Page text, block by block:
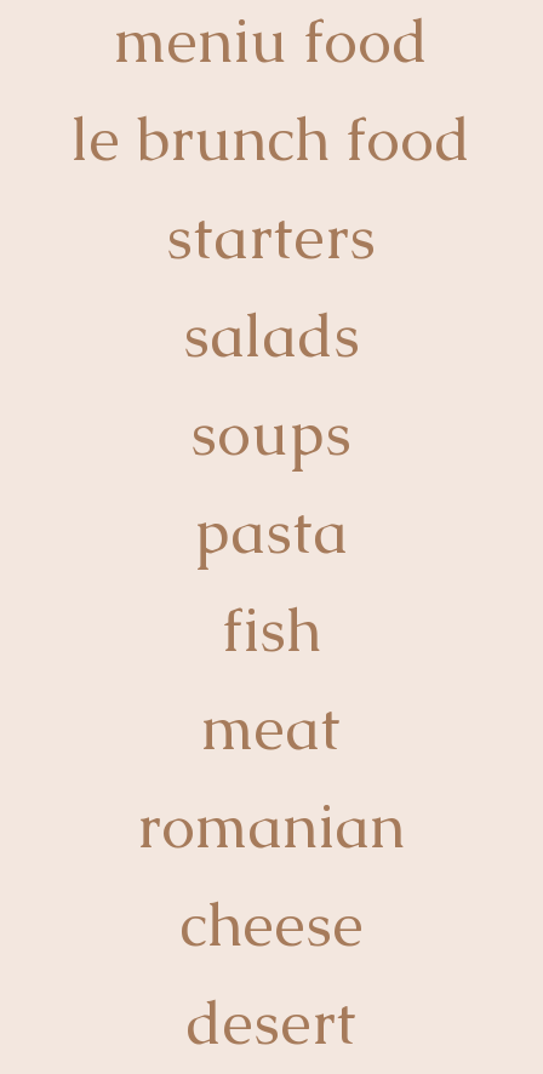
meniu food
le brunch food
starters
salads
soups
pasta
fish
meat
romanian
cheese
desert